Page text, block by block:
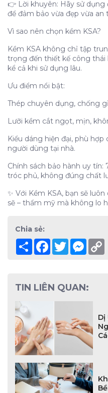
👉 Lời khuyên: Hãy sử
để đảm bảo vừa đẹp vừa an
Vì sao nên chọn kềm KSA?
Kềm KSA không chỉ tập
trọng đến thiết kế công
kể cả khi sử dụng lâu.
Ưu điểm nổi bật:
Thép chuyên dụng, chống
Lưỡi kềm cắt ngọt, mịn,
Kiểu dáng hiện đại, phù
người dùng tại nhà.
Chính sách bảo hành uy
tróc phủ, không đúng chất
✨ Với Kềm KSA, bạn sẽ
sẽ – thẩm mỹ mà không lo
Chia sẻ:
Share Facebook
Twitter
TIN LIÊN QUAN:
Dị